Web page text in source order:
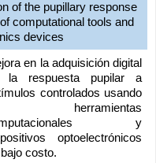
of the pupillary response
computational tools and
devices
en la adquisición digital
la respuesta pupilar a
controlados usando
y
optoelectrónicos
costo.